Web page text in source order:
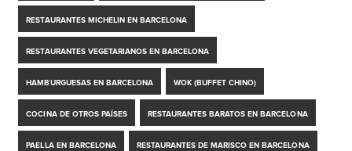
RESTAURANTES MICHELIN EN BARCELONA
RESTAURANTES VEGETARIANOS EN BARCELONA
HAMBURGUESAS EN BARCELONA WOK (BUFFET CHINO)
COCINA DE OTROS PAÍSES RESTAURANTES BARATOS EN BARCELONA
PAELLA EN BARCELONA RESTAURANTES DE MARISCO EN BARCELONA